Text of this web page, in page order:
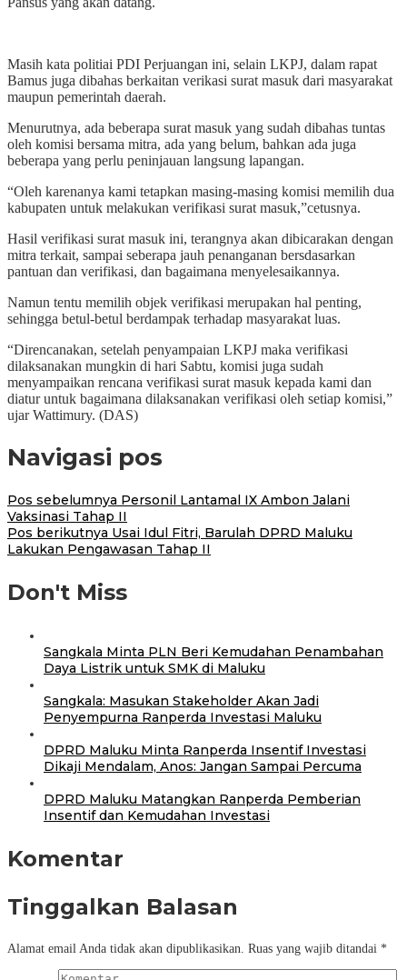
Masih kata politiai PDI Perjuangan ini, selain LKPJ, dalam rapat
Bamus juga dibahas berkaitan verikasi surat masuk dari masyarakat
maupun pemerintah daerah.
Menurutnya, ada beberapa surat masuk yang sudah dibahas tuntas
oleh komisi bersama mitra, ada yang belum, bahkan ada juga
beberapa yang perlu peninjauan langsung lapangan.
“Oleh karenanya kami tetapkan masing-masing komisi memilih dua
kabupaten untuk melakukan verifikasi surat masuk,”cetusnya.
Hasil verifikasi surat masuk ini, terangnya akan dibicarakan dengan
mitra terkait, sampai seberapa jauh penanganan bersdasarkan
pantuan dan verifikasi, dan bagaimana menyelesaikannya.
Namun tentu memilih objek verifikasi merupakan hal penting,
sehingga betul-betul berdampak terhadap masyarakat luas.
“Direncanakan, setelah penyampaian LKPJ maka verifikasi
dilaksanakan mungkin di hari Sabtu, komisi juga sudah
menyampaikan rencana verifikasi surat masuk kepada kami dan
diatur untuk bagaimana dilaksanakan verifikasi oleh setiap komisi,”
ujar Wattimury. (DAS)
Navigasi pos
Pos sebelumnya Personil Lantamal IX Ambon Jalani
Vaksinasi Tahap II
Pos berikutnya Usai Idul Fitri, Barulah DPRD Maluku
Lakukan Pengawasan Tahap II
Don't Miss
Sangkala Minta PLN Beri Kemudahan Penambahan
Daya Listrik untuk SMK di Maluku
Sangkala: Masukan Stakeholder Akan Jadi
Penyempurna Ranperda Investasi Maluku
DPRD Maluku Minta Ranperda Insentif Investasi
Dikaji Mendalam, Anos: Jangan Sampai Percuma
DPRD Maluku Matangkan Ranperda Pemberian
Insentif dan Kemudahan Investasi
Komentar
Tinggalkan Balasan
Alamat email Anda tidak akan dipublikasikan. Ruas yang wajib ditandai *